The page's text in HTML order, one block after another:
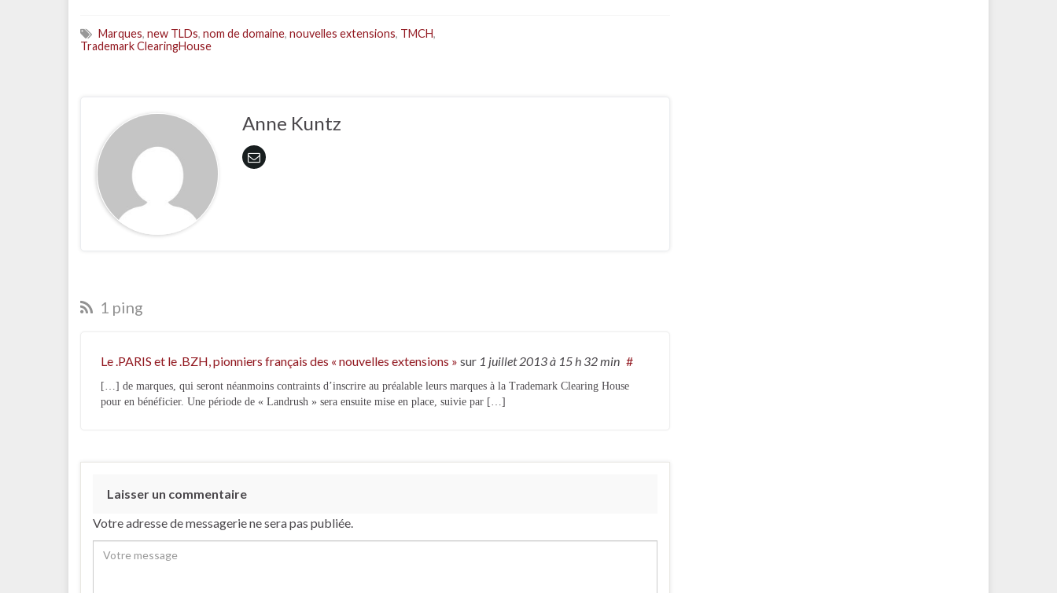
Marques, new TLDs, nom de domaine, nouvelles extensions, TMCH,
Trademark ClearingHouse
Anne Kuntz
1 ping
Le .PARIS et le .BZH, pionniers français des « nouvelles extensions » sur 1 juillet 2013à 15 h 32 min #
[…] de marques, qui seront néanmoins contraints d’inscrire au préalable leurs marques à la Trademark Clearing House
pour en bénéficier. Une période de « Landrush » sera ensuite mise en place, suivie par […]
Laisser un commentaire
Votre adresse de messagerie ne sera pas publiée.